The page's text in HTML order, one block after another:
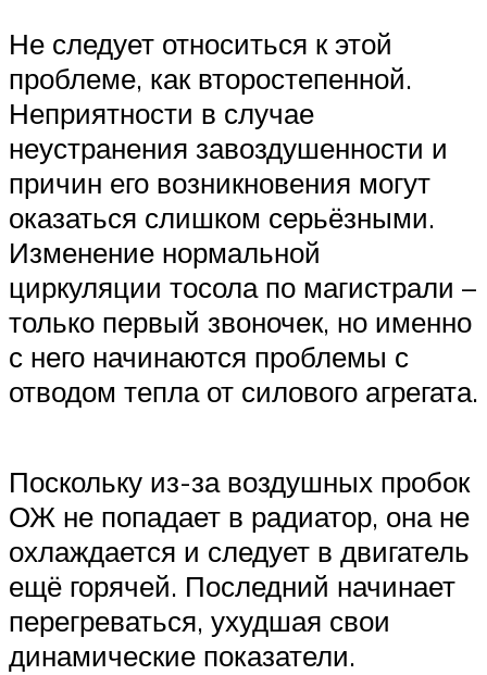
Не следует относиться к этой
проблеме, как второстепенной.
Неприятности в случае
неустранения завоздушенности и
причин его возникновения могут
оказаться слишком серьёзными.
Изменение нормальной
циркуляции тосола по магистрали –
только первый звоночек, но именно
с него начинаются проблемы с
отводом тепла от силового агрегата.
Поскольку из-за воздушных пробок
ОЖ не попадает в радиатор, она не
охлаждается и следует в двигатель
ещё горячей. Последний начинает
перегреваться, ухудшая свои
динамические показатели.